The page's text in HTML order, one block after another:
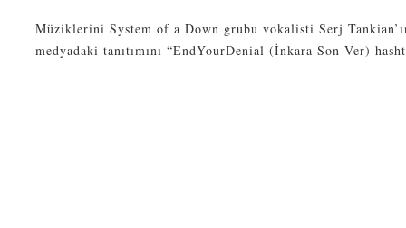
Müziklerini System of a Down grubu vokalisti Serj
medyadaki tanıtımını “EndYourDenial (İnkara Son Ver)